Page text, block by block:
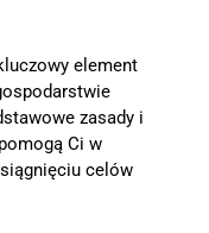
element
zasady i
Ci w
celów